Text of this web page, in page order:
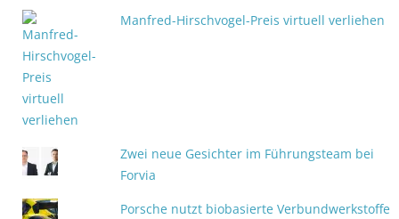
Manfred-Hirschvogel-Preis virtuell verliehen
Zwei neue Gesichter im Führungsteam bei
Forvia
Porsche nutzt biobasierte Verbundwerkstoffe